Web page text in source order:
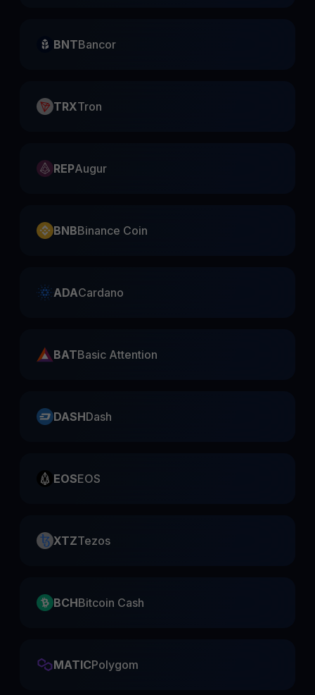
BNTBancor
TRXTron
REPAugur
BNBBinance Coin
ADACardano
BATBasic Attention
DASHDash
EOSEOS
XTZTezos
BCHBitcoin Cash
MATICPolygom